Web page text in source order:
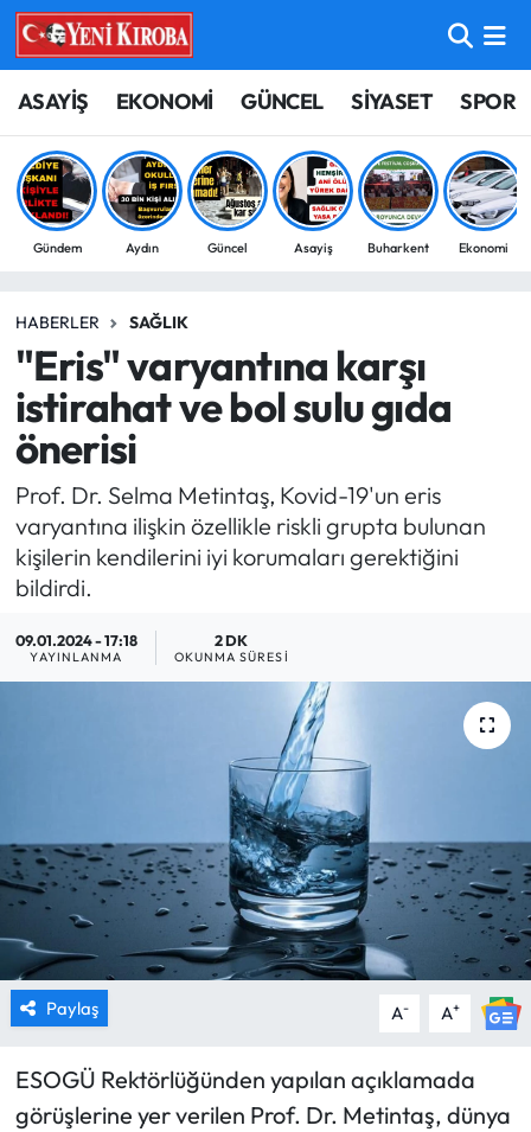
ASAYİŞ EKONOMİ GÜNCEL SİYASET SPOR
Gündem Aydın Güncel Asayiş Buharkent Ekonomi
HABERLER SAĞLIK
"Eris" varyantına karşı
istirahat ve bol sulu gıda
önerisi
Prof. Dr. Selma Metintaş, Kovid-19'un eris
varyantına ilişkin özellikle riskli grupta bulunan
kişilerin kendilerini iyi korumaları gerektiğini
bildirdi.
09.01.2024 - 17:18
YAYINLANMA
2 DK
OKUNMA SÜRESI
Paylaş A- A+
ESOGÜ Rektörlüğünden yapılan açıklamada
görüşlerine yer verilen Prof. Dr. Metintaş, dünya
ASAYİŞ
BİLİM-TEKNOLOJİ
ÇEVRE
EĞİTİM
EKONOMİ
GÜNCEL
GÜNDEM
MAGAZİN
SAĞLIK
TURİZM
YAŞAM
RESMİ İLANLAR
Aydın Nöbetçi Eczaneler
Aydın Hava Durumu
Aydin Namaz Vakitleri
Süper Lig Puan Durumu ve Fikstür
Tüm Manşetler
Son Dakika Haberleri
Haber Arşivi